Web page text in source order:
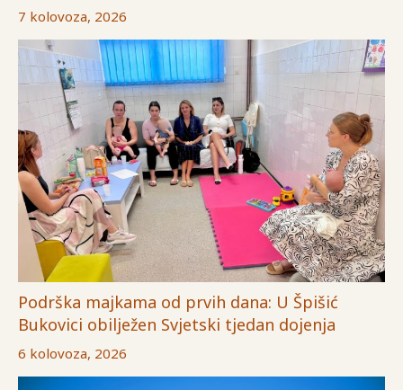
7 kolovoza, 2026
Podrška majkama od prvih dana: U Špišić
Bukovici obilježen Svjetski tjedan dojenja
6 kolovoza, 2026